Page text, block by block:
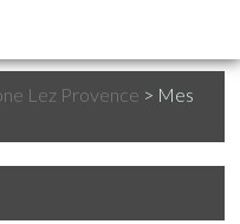
Lez Provence > Mes